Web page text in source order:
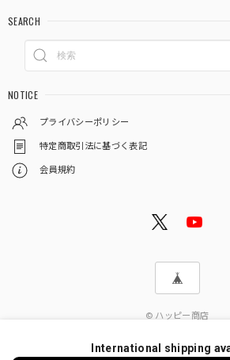
SEARCH
NOTICE
プライバシーポリシー
特定商取引法に基づく表記
会員規約
© ハッピー商店
International shipping